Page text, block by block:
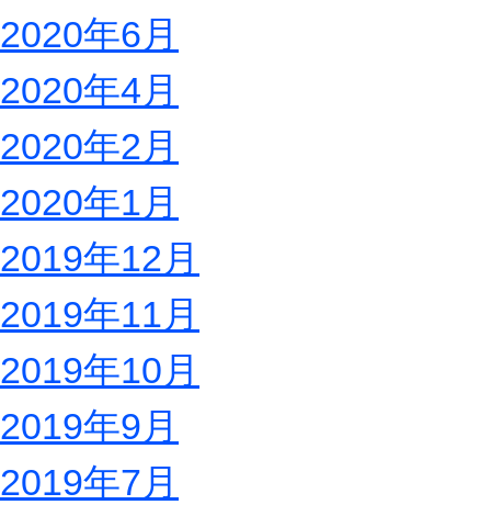
2020年6月
2020年4月
2020年2月
2020年1月
2019年12月
2019年11月
2019年10月
2019年9月
2019年7月